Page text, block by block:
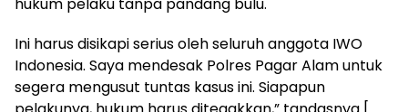
Ini harus disikapi serius oleh seluruh anggota IWO
Indonesia. Saya mendesak Polres Pagar Alam untuk
segera mengusut tuntas kasus ini. Siapapun